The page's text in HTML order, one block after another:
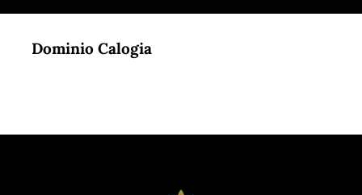
Dominio Calogia